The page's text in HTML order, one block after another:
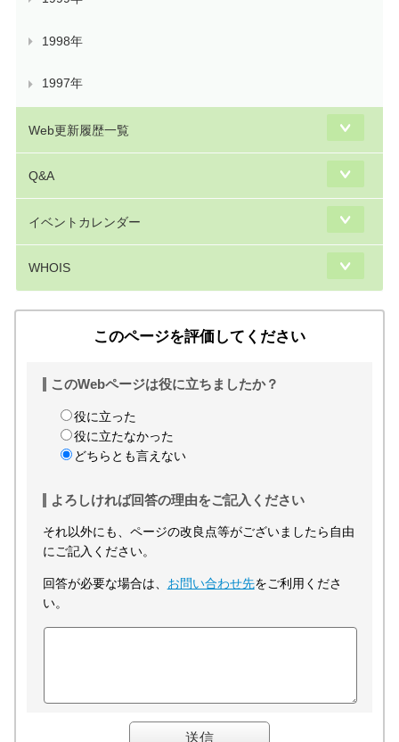
1998年
1997年
Web更新履歴一覧
Q&A
イベントカレンダー
WHOIS
このページを評価してください
このWebページは役に立ちましたか？
役に立った
役に立たなかった
どちらとも言えない
よろしければ回答の理由をご記入ください
それ以外にも、ページの改良点等がございましたら自由
にご記入ください。
回答が必要な場合は、 お問い合わせ先をご利用くださ
い。